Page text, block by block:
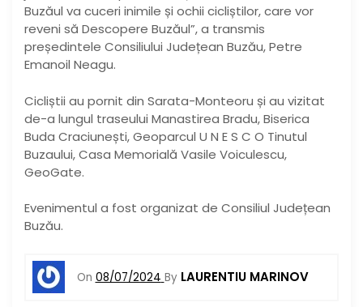
Buzăul va cuceri inimile și ochii cicliștilor, care vor
reveni să Descopere Buzăul”, a transmis
președintele Consiliului Județean Buzău, Petre
Emanoil Neagu.
Cicliștii au pornit din Sarata-Monteoru și au vizitat
de-a lungul traseului Manastirea Bradu, Biserica
Buda Craciunești, Geoparcul U N E S C O Tinutul
Buzaului, Casa Memorială Vasile Voiculescu,
GeoGate.
Evenimentul a fost organizat de Consiliul Județean
Buzău.
On 08/07/2024 By LAURENTIU MARINOV